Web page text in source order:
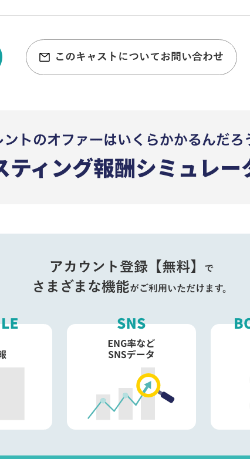
このキャストについてお問い合わせ
アカウント登録【無料】 で
さまざまな機能がご利用いただけます。